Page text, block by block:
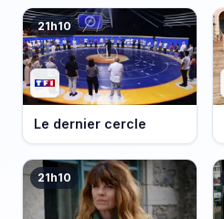
21h10
Le dernier cercle
21h10